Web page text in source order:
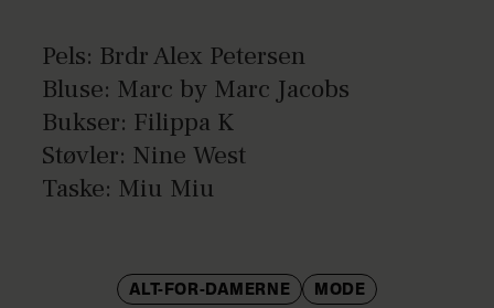
Pels: Brdr Alex Petersen
Bluse: Marc by Marc Jacobs
Bukser: Filippa K
Støvler: Nine West
Taske: Miu Miu
ALT-FOR-DAMERNE MODE